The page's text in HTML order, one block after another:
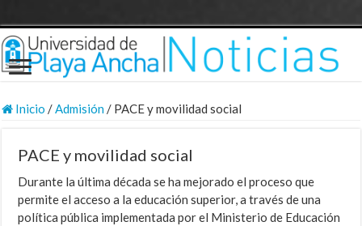
Inicio /Admisión/ PACE y movilidad social
PACE y movilidad social
Durante la última década se ha mejorado el proceso que
permite el acceso a la educación superior, a través de una
política pública implementada por el Ministerio de Educación